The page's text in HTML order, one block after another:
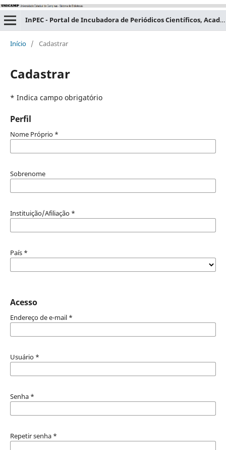
InPEC - Portal de Incubadora de Periódicos Científicos, Acadêmicos e Educacionais
Início / Cadastrar
Cadastrar
* Indica campo obrigatório
Perfil
Nome Próprio *
Sobrenome
Instituição/Afiliação *
País *
Acesso
Endereço de e-mail *
Usuário *
Senha *
Repetir senha *